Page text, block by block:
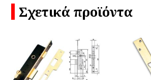
Σχετικά προϊόντα